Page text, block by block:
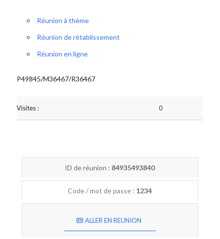
Réunion à thème
Réunion de rétablissement
Réunion en ligne
P49845/M36467/R36467
Visites : 0
ID de réunion : 84935493840
Code / mot de passe : 1234
ALLER EN REUNION